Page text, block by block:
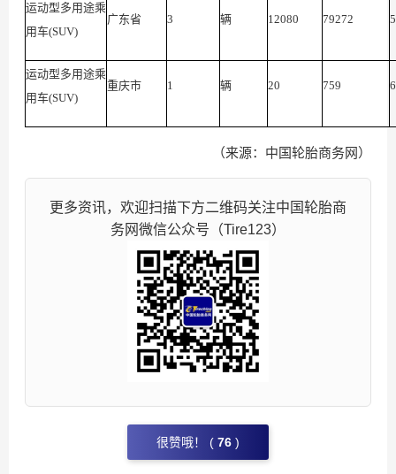
运动型多用途乘
用车(SUV)
广东省 3 辆 12080 79272
运动型多用途乘
用车(SUV)
重庆市 1 辆 20 759
（来源：中国轮胎商务网）
更多资讯，欢迎扫描下方二维码关注中国轮胎商
务网微信公众号（Tire123）
很赞哦！ ( 76 )